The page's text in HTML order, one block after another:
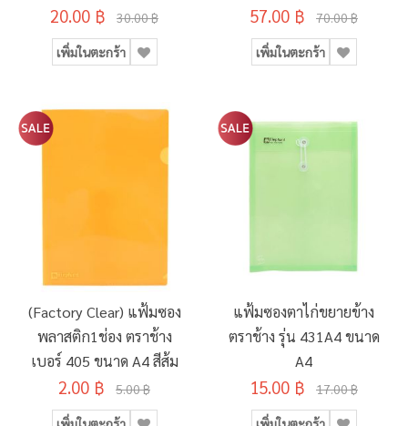
20.00 ฿ 30.00 ฿
เพิ่มในตะกร้า
57.00 ฿ 70.00 ฿
เพิ่มในตะกร้า
(Factory Clear) แฟ้มซอง
พลาสติก1ช่อง ตราช้าง
เบอร์ 405 ขนาด A4 สีส้ม
2.00 ฿ 5.00 ฿
แฟ้มซองตาไก่ขยายข้าง
ตราช้าง รุ่น 431A4 ขนาด
A4
15.00 ฿ 17.00 ฿